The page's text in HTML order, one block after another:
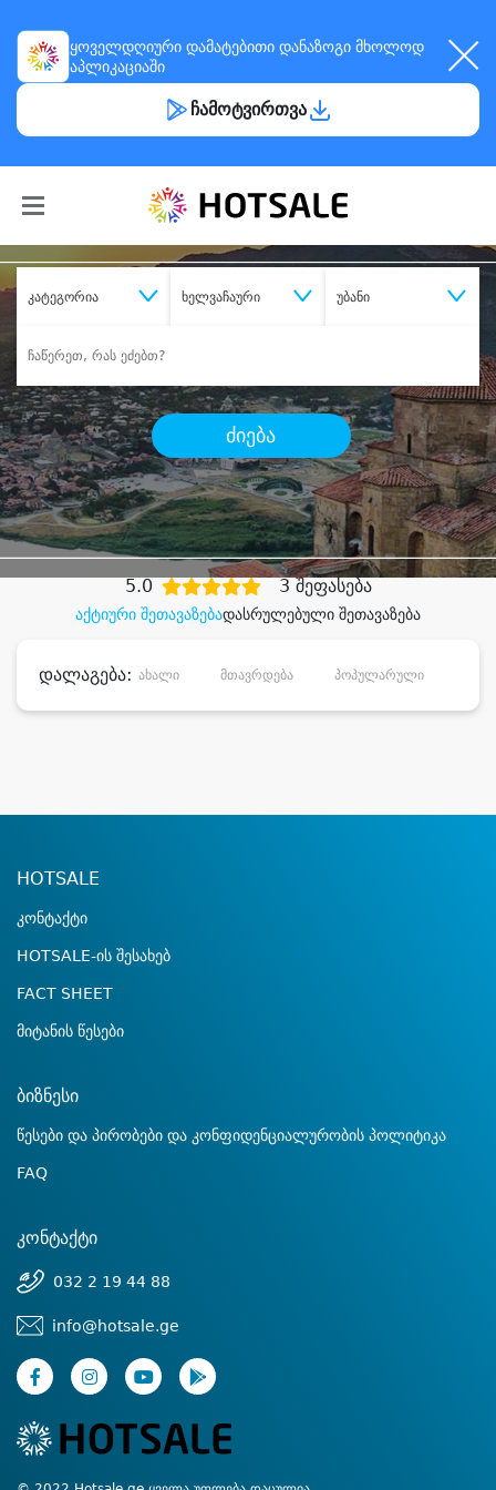
ყოველდღიური დამატებითი დანაზოგი მხოლოდ
აპლიკაციაში
ჩამოტვირთვა
კატეგორია ხელვაჩაური უბანი
ძიება
შეიძინესასურველი მომსახურება
დიდი დანაზოგით
აქტიური შეთავაზებადასრულებული შეთავაზება
5.0 3 შეფასება
დალაგება: ახალი მთავრდება პოპულარული
HOTSALE
კონტაქტი
HOTSALE-ის შესახებ
FACT SHEET
მიტანის წესები
ბიზნესი
წესები და პირობები და კონფიდენციალურობის პოლიტიკა
FAQ
კონტაქტი
032 2 19 44 88
info@hotsale.ge